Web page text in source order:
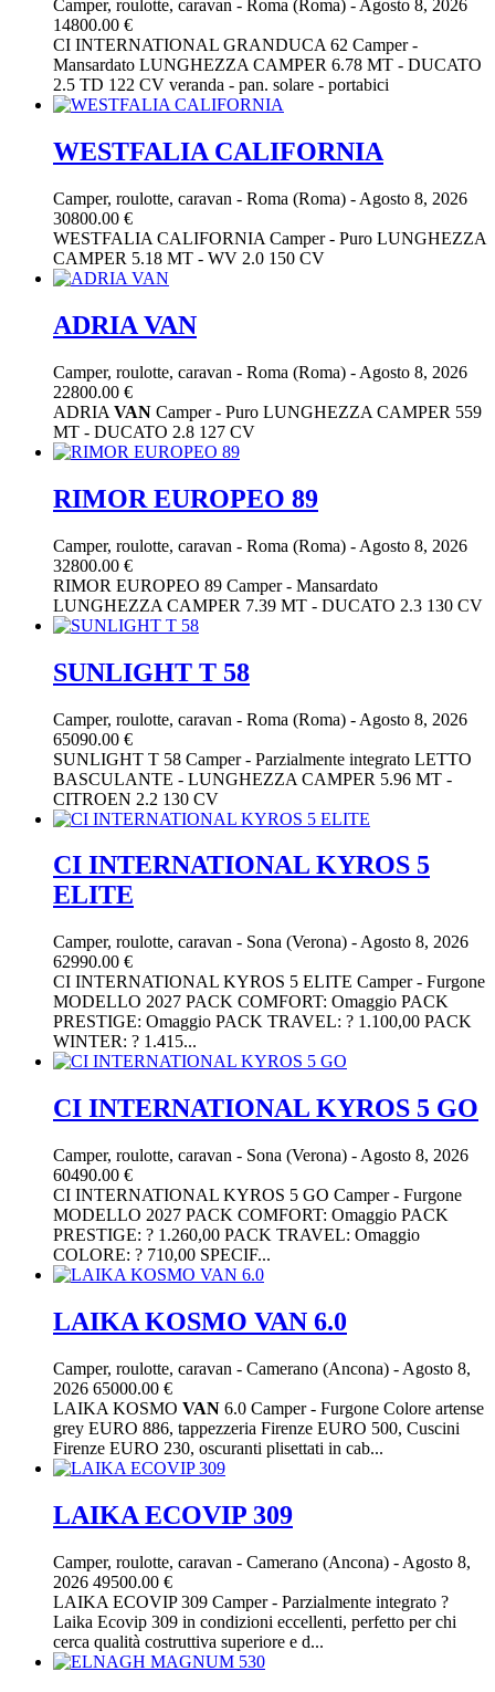
Camper, roulotte, caravan - Roma (Roma) - Agosto 8, 2026
14800.00 €
CI INTERNATIONAL GRANDUCA 62 Camper -
Mansardato LUNGHEZZA CAMPER 6.78 MT - DUCATO
2.5 TD 122 CV veranda - pan. solare - portabici
WESTFALIA CALIFORNIA
Camper, roulotte, caravan - Roma (Roma) - Agosto 8, 2026
30800.00 €
WESTFALIA CALIFORNIA Camper - Puro LUNGHEZZA
CAMPER 5.18 MT - WV 2.0 150 CV
ADRIA VAN
Camper, roulotte, caravan - Roma (Roma) - Agosto 8, 2026
22800.00 €
ADRIA VAN Camper - Puro LUNGHEZZA CAMPER 559
MT - DUCATO 2.8 127 CV
RIMOR EUROPEO 89
Camper, roulotte, caravan - Roma (Roma) - Agosto 8, 2026
32800.00 €
RIMOR EUROPEO 89 Camper - Mansardato
LUNGHEZZA CAMPER 7.39 MT - DUCATO 2.3 130 CV
SUNLIGHT T 58
Camper, roulotte, caravan - Roma (Roma) - Agosto 8, 2026
65090.00 €
SUNLIGHT T 58 Camper - Parzialmente integrato LETTO
BASCULANTE - LUNGHEZZA CAMPER 5.96 MT -
CITROEN 2.2 130 CV
CI INTERNATIONAL KYROS 5
ELITE
Camper, roulotte, caravan - Sona (Verona) - Agosto 8, 2026
62990.00 €
CI INTERNATIONAL KYROS 5 ELITE Camper - Furgone
MODELLO 2027 PACK COMFORT: Omaggio PACK
PRESTIGE: Omaggio PACK TRAVEL: ? 1.100,00 PACK
WINTER: ? 1.415...
CI INTERNATIONAL KYROS 5 GO
Camper, roulotte, caravan - Sona (Verona) - Agosto 8, 2026
60490.00 €
CI INTERNATIONAL KYROS 5 GO Camper - Furgone
MODELLO 2027 PACK COMFORT: Omaggio PACK
PRESTIGE: ? 1.260,00 PACK TRAVEL: Omaggio
COLORE: ? 710,00 SPECIF...
LAIKA KOSMO VAN 6.0
Camper, roulotte, caravan - Camerano (Ancona) - Agosto 8,
2026 65000.00 €
LAIKA KOSMO VAN 6.0 Camper - Furgone Colore artense
grey EURO 886, tappezzeria Firenze EURO 500, Cuscini
Firenze EURO 230, oscuranti plisettati in cab...
LAIKA ECOVIP 309
Camper, roulotte, caravan - Camerano (Ancona) - Agosto 8,
2026 49500.00 €
LAIKA ECOVIP 309 Camper - Parzialmente integrato ?
Laika Ecovip 309 in condizioni eccellenti, perfetto per chi
cerca qualità costruttiva superiore e d...